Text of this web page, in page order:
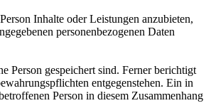
Inhalte oder Leistungen anzubieten,
personenbezogenen Daten
Person gespeichert sind. Ferner berichtigt
entgegenstehen. Ein in
Person in diesem Zusammenhang